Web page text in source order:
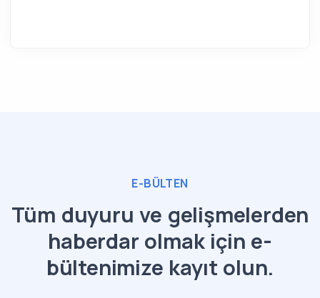
E-BÜLTEN
Tüm duyuru ve gelişmelerden
haberdar olmak için e-
bültenimize kayıt olun.